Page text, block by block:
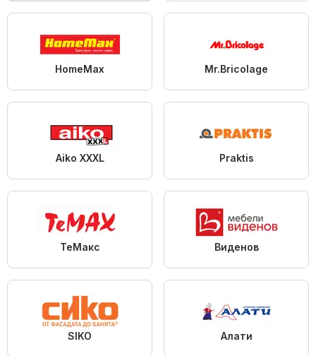
HomeMax Mr.Bricolage
Aiko XXXL Praktis
ТеMакс Виденов
SIKO Алати